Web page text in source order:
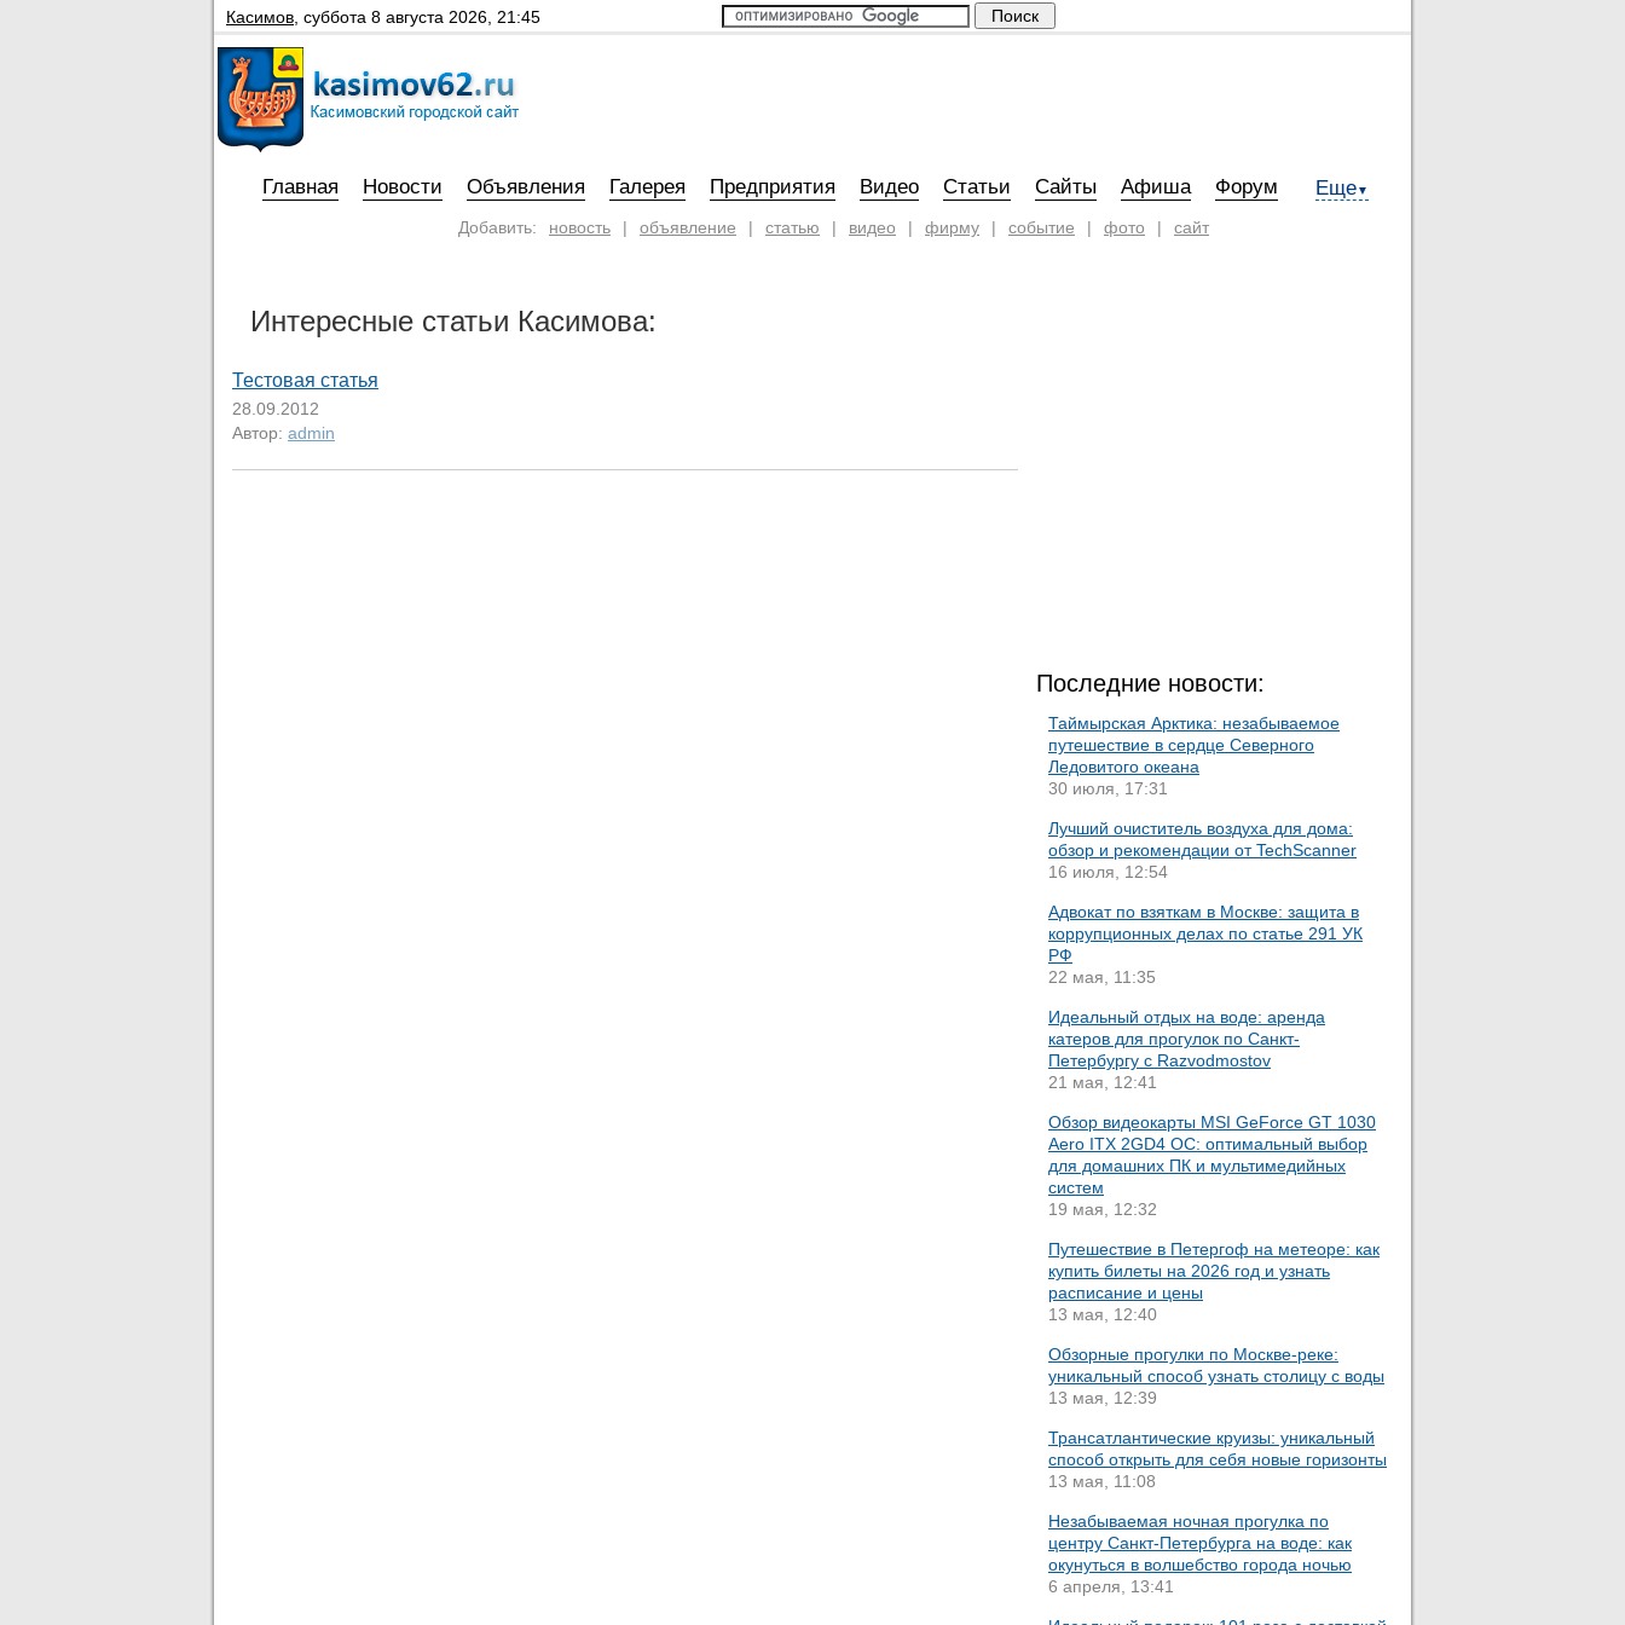
Касимов суббота 8 августа 2026, 21:45
Главная Новости Объявления Галерея Предприятия Видео Статьи Сайты Афиша Форум Еще▼
Добавить: новость | объявление | статью | видео | фирму | событие | фото | сайт
Интересные статьи Касимова:
Тестовая статья
28.09.2012
Автор: admin
Последние новости:
Таймырская Арктика: незабываемое
путешествие в сердце Северного
Ледовитого океана
30 июля, 17:31
Лучший очиститель воздуха для дома:
обзор и рекомендации от TechScanner
16 июля, 12:54
Адвокат по взяткам в Москве: защита в
коррупционных делах по статье 291 УК
РФ
22 мая, 11:35
Идеальный отдых на воде: аренда
катеров для прогулок по Санкт-
Петербургу с Razvodmostov
21 мая, 12:41
Обзор видеокарты MSI GeForce GT 1030
Aero ITX 2GD4 OC: оптимальный выбор
для домашних ПК и мультимедийных
систем
19 мая, 12:32
Путешествие в Петергоф на метеоре: как
купить билеты на 2026 год и узнать
расписание и цены
13 мая, 12:40
Обзорные прогулки по Москве-реке:
уникальный способ узнать столицу с воды
13 мая, 12:39
Трансатлантические круизы: уникальный
способ открыть для себя новые горизонты
13 мая, 11:08
Незабываемая ночная прогулка по
центру Санкт-Петербурга на воде: как
окунуться в волшебство города ночью
6 апреля, 13:41